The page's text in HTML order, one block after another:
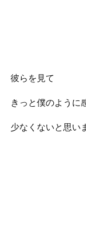
彼らを見て
きっと僕のように
少なくないと思い